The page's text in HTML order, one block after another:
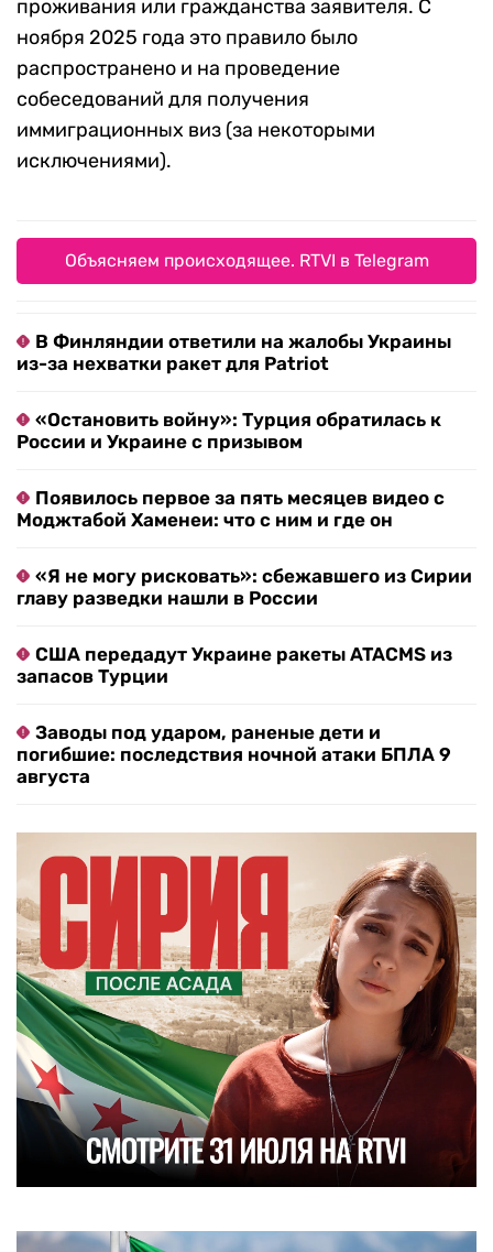
проживания или гражданства заявителя. С
ноября 2025 года это правило было
распространено и на проведение
собеседований для получения
иммиграционных виз (за некоторыми
исключениями).
Объясняем происходящее. RTVI в Telegram
В Финляндии ответили на жалобы Украины
из-за нехватки ракет для Patriot
«Остановить войну»: Турция обратилась к
России и Украине с призывом
Появилось первое за пять месяцев видео с
Моджтабой Хаменеи: что с ним и где он
«Я не могу рисковать»: сбежавшего из Сирии
главу разведки нашли в России
США передадут Украине ракеты ATACMS из
запасов Турции
Заводы под ударом, раненые дети и
погибшие: последствия ночной атаки БПЛА 9
августа